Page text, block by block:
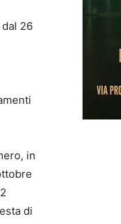
26
in
di